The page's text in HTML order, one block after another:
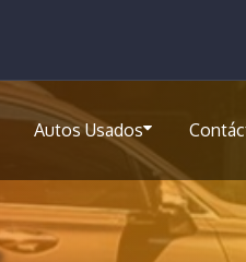
Autos Usados